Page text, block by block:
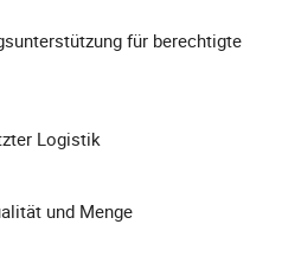
für berechtigte
Logistik
und Menge